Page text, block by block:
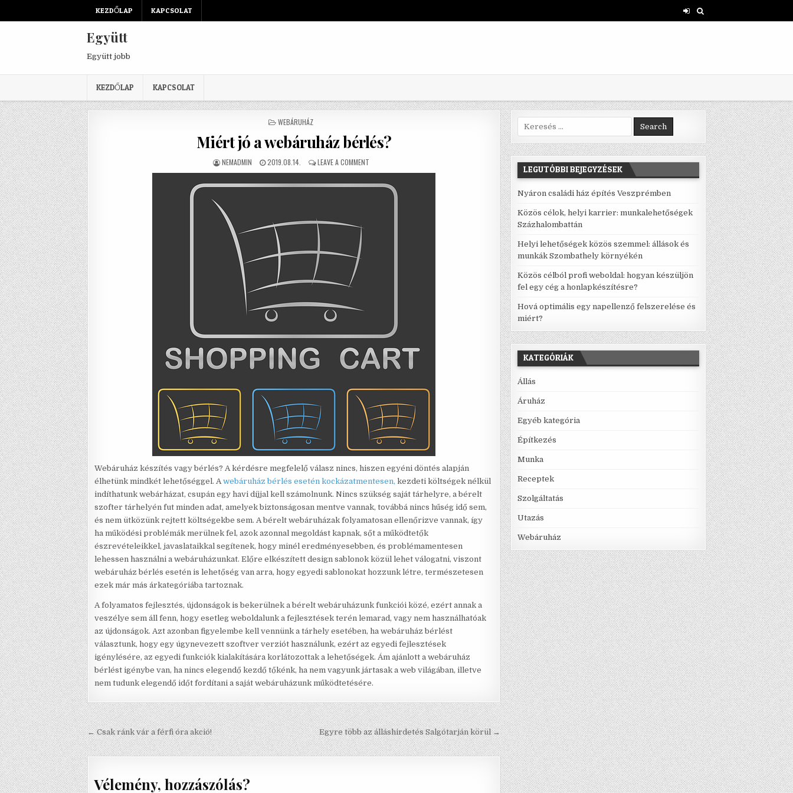
KEZDŐLAP KAPCSOLAT
Együtt
Együtt jobb
KEZDŐLAP KAPCSOLAT
POSTED IN
WEBÁRUHÁZ
Miért jó a webáruház bérlés?
AUTHOR:
NEMADMIN PUBLISHED DATE:
2019.08.14. LEAVE A COMMENTON MIÉRT JÓ A WEBÁRUHÁZ BÉRLÉS?
Webáruház készítés vagy bérlés? A kérdésre megfelelő válasz nincs, hiszen egyéni döntés alapján
élhetünk mindkét lehetőséggel. Awebáruház bérlés esetén kockázatmentesen, kezdeti költségek nélkül
indíthatunk webárházat, csupán egy havi díjjal kell számolnunk. Nincs szükség saját tárhelyre, a bérelt
szofter tárhelyén fut minden adat, amelyek biztonságosan mentve vannak, továbbá nincs hűség idő sem,
és nem ütközünk rejtett költségekbe sem. A bérelt webáruházak folyamatosan ellenőrizve vannak, így
ha működési problémák merülnek fel, azok azonnal megoldást kapnak, sőt a működtetők
észrevételeikkel, javaslataikkal segítenek, hogy minél eredményesebben, és problémamentesen
lehessen használni a webáruházunkat. Előre elkészített design sablonok közül lehet válogatni, viszont
webáruház bérlés esetén is lehetőség van arra, hogy egyedi sablonokat hozzunk létre, természetesen
ezek már más árkategóriába tartoznak.
A folyamatos fejlesztés, újdonságok is bekerülnek a bérelt webáruházunk funkciói közé, ezért annak a
veszélye sem áll fenn, hogy esetleg weboldalunk a fejlesztések terén lemarad, vagy nem használhatóak
az újdonságok. Azt azonban figyelembe kell vennünk a tárhely esetében, ha webáruház bérlést
választunk, hogy egy úgynevezett szoftver verziót használunk, ezért az egyedi fejlesztések
igénylésére, az egyedi funkciók kialakítására korlátozottak a lehetőségek. Ám ajánlott a webáruház
bérlést igénybe van, ha nincs elegendő kezdő tőkénk, ha nem vagyunk jártasak a web világában, illetve
nem tudunk elegendő időt fordítani a saját webáruházunk működtetésére.
Bejegyzés navigáció
← Csak ránk vár a férfi óra akció! Egyre több az álláshirdetés Salgótarján körül →
Vélemény, hozzászólás?
Search for:
LEGUTÓBBI BEJEGYZÉSEK
Nyáron családi ház építés Veszprémben
Közös célok, helyi karrier: munkalehetőségek
Százhalombattán
Helyi lehetőségek közös szemmel: állások és
munkák Szombathely környékén
Közös célból profi weboldal: hogyan készüljön
fel egy cég a honlapkészítésre?
Hová optimális egy napellenző felszerelése és
miért?
KATEGÓRIÁK
Állás
Áruház
Egyéb kategória
Építkezés
Munka
Receptek
Szolgáltatás
Utazás
Webáruház